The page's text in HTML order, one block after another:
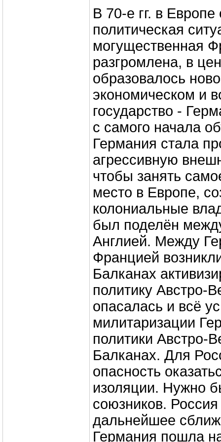
В 70-е гг. в
политическая
могущественная
разгромлена, в
образовалось
экономическом и
государство -
с самого начала
Германия стала
агрессивную
чтобы занять
место в Европе,
колониальные
был поделён
Англией. Между
Францией
Балканах
политику Австро-
опасалась и всё
милитаризации
политики Австро-
Балканах. Для
опасность
изоляции. Нужно
союзников.
дальнейшее
Германия пошла